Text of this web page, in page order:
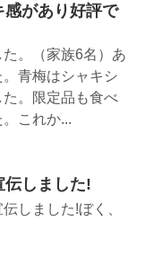
があり好評で
。（家族6名）あ
青梅はシャキシ
。限定品も食べ
これか...
伝しました!
しました!ぼく、
!